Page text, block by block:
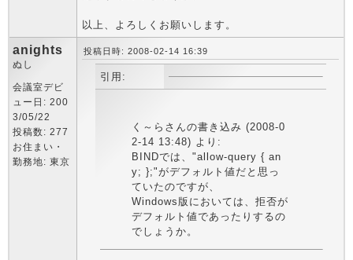
以上、よろしくお願いします。
anights
ぬし
会議室デビ
ュー日: 200
3/05/22
投稿数: 277
お住まい・
勤務地: 東京
投稿日時: 2008-02-14 16:39
引用:
く～らさんの書き込み (2008-0
2-14 13:48) より:
BINDでは、"allow-query { an
y; };"がデフォルト値だと思っ
ていたのですが、
Windows版においては、拒否が
デフォルト値であったりするの
でしょうか。